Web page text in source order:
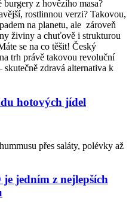
z hovězího masa?
rostlinnou verzi? Takovou,
na planetu, ale zároveň
živiny a chuťově i strukturou
se na co těšit! Český
trh právě takovou revoluční
zdravá alternativa k
hotových jídel
přes saláty, polévky až
jedním z nejlepších